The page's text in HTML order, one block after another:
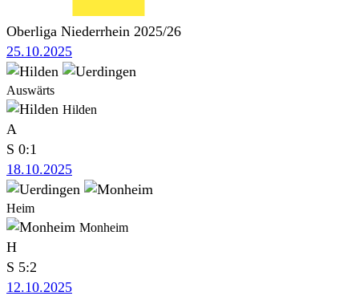
Oberliga Niederrhein 2025/26
25.10.2025
Auswärts
Hilden
A
S 0:1
18.10.2025
Heim
Monheim
H
S 5:2
12.10.2025